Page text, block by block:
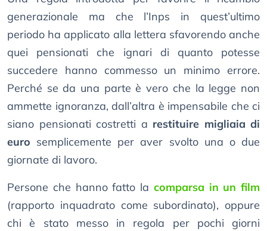
generazionale ma che l’Inps in quest’ultimo
periodo ha applicato alla lettera sfavorendo anche
quei pensionati che ignari di quanto potesse
succedere hanno commesso un minimo errore.
Perché se da una parte è vero che la legge non
ammette ignoranza, dall’altra è impensabile che ci
siano pensionati costretti a restituire migliaia di
euro semplicemente per aver svolto una o due
giornate di lavoro.
Persone che hanno fatto la comparsa in un film
(rapporto inquadrato come subordinato), oppure
chi è stato messo in regola per pochi giorni